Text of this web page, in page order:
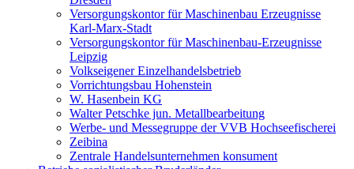
Versorgungskontor für Maschinenbau Erzeugnisse
Karl-Marx-Stadt
Versorgungskontor für Maschinenbau-Erzeugnisse
Leipzig
Volkseigener Einzelhandelsbetrieb
Vorrichtungsbau Hohenstein
W. Hasenbein KG
Walter Petschke jun. Metallbearbeitung
Werbe- und Messegruppe der VVB Hochseefischerei
Zeibina
Zentrale Handelsunternehmen konsument